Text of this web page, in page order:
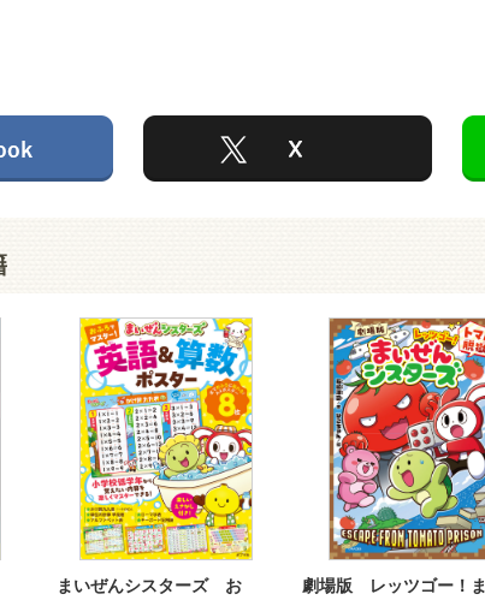
まいぜんシスターズ お
劇場版 レッツゴー！ま